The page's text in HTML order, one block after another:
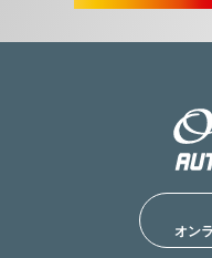
オン